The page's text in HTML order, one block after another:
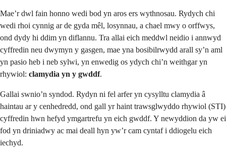
Mae’r dwl fain honno wedi bod yn aros ers wythnosau. Rydych chi
wedi rhoi cynnig ar de gyda mêl, losynnau, a chael mwy o orffwys,
ond dydy hi ddim yn diflannu. Tra allai eich meddwl neidio i annwyd
cyffredin neu dwymyn y gasgen, mae yna bosibilrwydd arall sy’n aml
yn pasio heb i neb sylwi, yn enwedig os ydych chi’n weithgar yn
rhywiol: clamydia yn y gwddf.
Gallai swnio’n syndod. Rydyn ni fel arfer yn cysylltu clamydia â
haintau ar y cenhedredd, ond gall yr haint trawsglwyddo rhywiol (STI)
cyffredin hwn hefyd ymgartrefu yn eich gwddf. Y newyddion da yw ei
fod yn driniadwy ac mai deall hyn yw’r cam cyntaf i ddiogelu eich
iechyd.